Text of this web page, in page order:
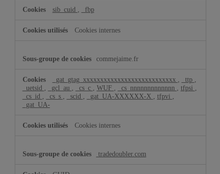
sib_cuid _fbp
Cookies internes
commejaime.fr
_gat_gtag_xxxxxxxxxxxxxxxxxxxxxxxxxxx _ttp
_uetsid
_gcl_au _cs_c WUF _cs_nnnnnnnnnnnnn tfpsi
_cs_id
_cs_s _scid _gat_UA-XXXXXX-X tfpvi
_gat_UA-
Cookies internes
tradedoubler.com